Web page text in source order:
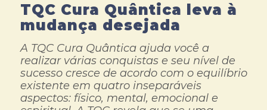
TQC Cura Quântica leva à
mudança desejada
A TQC Cura Quântica ajuda você a
realizar várias conquistas e seu nível de
sucesso cresce de acordo com o equilíbrio
existente em quatro inseparáveis
aspectos: físico, mental, emocional e